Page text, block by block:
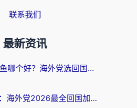
联系我们
最新资讯
ChickCN和章鱼哪个好？海外党选回国加速器的3个关键维度 + 实用避坑指南
中国VPN评测：海外党2026最全回国加速器选择指南，告别地区限制不踩坑